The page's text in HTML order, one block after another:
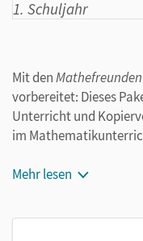
Mit denMathefreunden
vorbereitet: Dieses
Unterricht und
im
Die Handreichungen
Mehr lesen